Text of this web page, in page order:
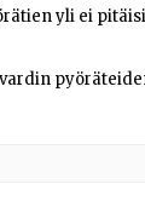
yli ei pitäisi